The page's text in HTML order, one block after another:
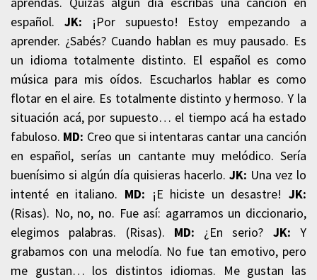
español. JK: ¡Por supuesto! Estoy empezando a
aprender. ¿Sabés? Cuando hablan es muy pausado. Es
un idioma totalmente distinto. El español es como
música para mis oídos. Escucharlos hablar es como
flotar en el aire. Es totalmente distinto y hermoso. Y la
situación acá, por supuesto… el tiempo acá ha estado
fabuloso. MD: Creo que si intentaras cantar una canción
en español, serías un cantante muy melódico. Sería
buenísimo si algún día quisieras hacerlo. JK: Una vez lo
intenté en italiano. MD: ¡E hiciste un desastre! JK:
(Risas). No, no, no. Fue así: agarramos un diccionario,
elegimos palabras. (Risas). MD: ¿En serio? JK: Y
grabamos con una melodía. No fue tan emotivo, pero
me gustan… los distintos idiomas. Me gustan las